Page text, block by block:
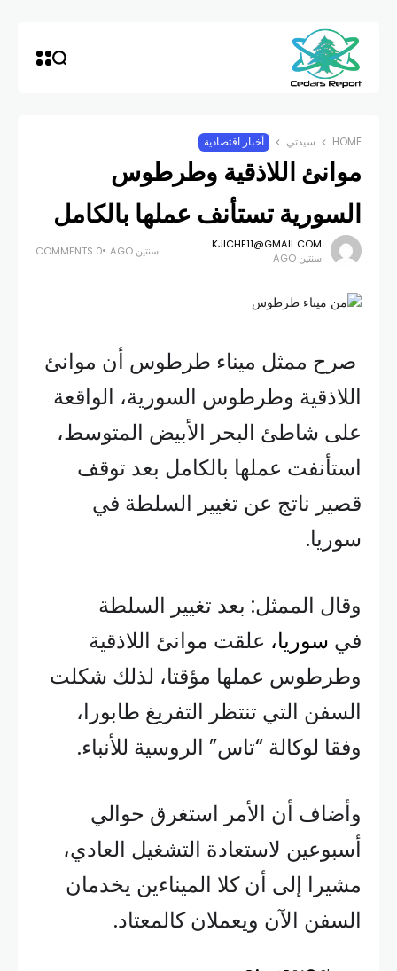
HOME سيدتي أخبار اقتصادية
موانئ اللاذقية وطرطوس
السورية تستأنف عملها بالكامل
KJICHE11@GMAIL.COM
سنتين AGO
سنتين AGO 0 COMMENTS
صرح ممثل ميناء طرطوس أن موانئ
اللاذقية وطرطوس السورية، الواقعة
على شاطئ البحر الأبيض المتوسط،
استأنفت عملها بالكامل بعد توقف
قصير ناتج عن تغيير السلطة في
سوريا.
وقال الممثل: بعد تغيير السلطة
في سوريا، علقت موانئ اللاذقية
وطرطوس عملها مؤقتا، لذلك شكلت
السفن التي تنتظر التفريغ طابورا،
وفقا لوكالة “تاس” الروسية للأنباء.
وأضاف أن الأمر استغرق حوالي
أسبوعين لاستعادة التشغيل العادي،
مشيرا إلى أن كلا الميناءين يخدمان
السفن الآن ويعملان كالمعتاد.